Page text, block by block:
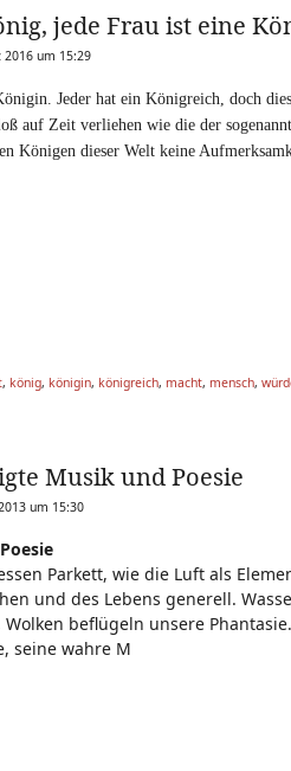
jede Frau ist eine
um 15:29
Jeder hat ein Königreich, doch
Zeit verliehen wie die der
Königen dieser Welt keine
, könig, königin, königreich, macht, mensch,
Musik und Poesie
um 15:30
Parkett, wie die Luft als
und des Lebens generell.
beflügeln unsere
seine wahre M